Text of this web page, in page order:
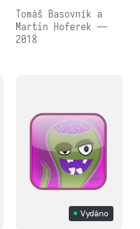
Tomáš Basovník a
Martin Hoferek —
2018
Vydáno